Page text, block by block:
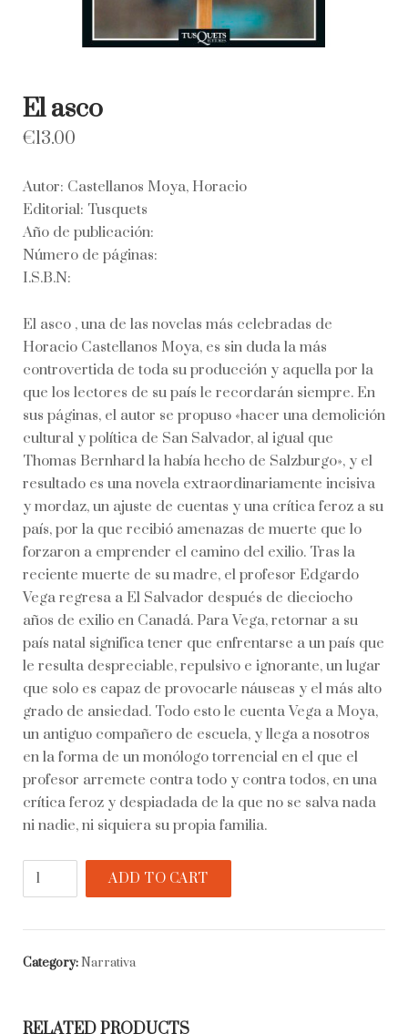
El asco
€13.00
Autor: Castellanos Moya, Horacio
Editorial: Tusquets
Año de publicación:
Número de páginas:
I.S.B.N:
El asco , una de las novelas más celebradas de
Horacio Castellanos Moya, es sin duda la más
controvertida de toda su producción y aquella por la
que los lectores de su país le recordarán siempre. En
sus páginas, el autor se propuso «hacer una demolición
cultural y política de San Salvador, al igual que
Thomas Bernhard la había hecho de Salzburgo», y el
resultado es una novela extraordinariamente incisiva
y mordaz, un ajuste de cuentas y una crítica feroz a su
país, por la que recibió amenazas de muerte que lo
forzaron a emprender el camino del exilio. Tras la
reciente muerte de su madre, el profesor Edgardo
Vega regresa a El Salvador después de dieciocho
años de exilio en Canadá. Para Vega, retornar a su
país natal significa tener que enfrentarse a un país que
le resulta despreciable, repulsivo e ignorante, un lugar
que solo es capaz de provocarle náuseas y el más alto
grado de ansiedad. Todo esto le cuenta Vega a Moya,
un antiguo compañero de escuela, y llega a nosotros
en la forma de un monólogo torrencial en el que el
profesor arremete contra todo y contra todos, en una
crítica feroz y despiadada de la que no se salva nada
ni nadie, ni siquiera su propia familia.
ADD TO CART
Category:Narrativa
RELATED PRODUCTS